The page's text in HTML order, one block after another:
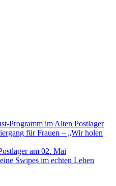
Programm im Alten Postlager
für Frauen – „Wir holen
am 02. Mai
Swipes im echten Leben